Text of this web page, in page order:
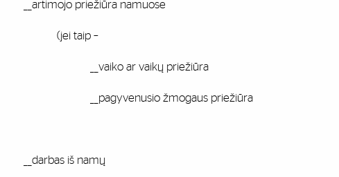
priežiūra namuose
taip –
ar vaikų priežiūra
žmogaus priežiūra
iš namų